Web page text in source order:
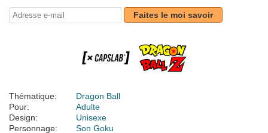
Faites le moi savoir
Thématique:
Dragon Ball
Pour:
Adulte
Design:
Unisexe
Personnage:
Son Goku